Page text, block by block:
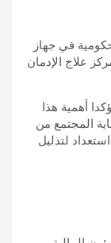
في جهاز
علاج الإدمان
أهمية هذا
المجتمع من
لتذليل